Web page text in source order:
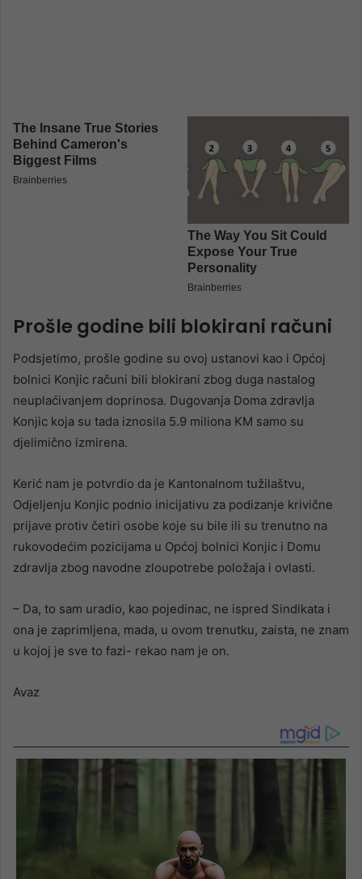
Prošle godine bili blokirani računi
Podsjetimo, prošle godine su ovoj ustanovi kao i Općoj
bolnici Konjic računi bili blokirani zbog duga nastalog
neuplaćivanjem doprinosa. Dugovanja Doma zdravlja
Konjic koja su tada iznosila 5.9 miliona KM samo su
djelimično izmirena.
Kerić nam je potvrdio da je Kantonalnom tužilaštvu,
Odjeljenju Konjic podnio inicijativu za podizanje krivične
prijave protiv četiri osobe koje su bile ili su trenutno na
rukovodećim pozicijama u Općoj bolnici Konjic i Domu
zdravlja zbog navodne zloupotrebe položaja i ovlasti.
– Da, to sam uradio, kao pojedinac, ne ispred Sindikata i
ona je zaprimljena, mada, u ovom trenutku, zaista, ne znam
u kojoj je sve to fazi- rekao nam je on.
Avaz